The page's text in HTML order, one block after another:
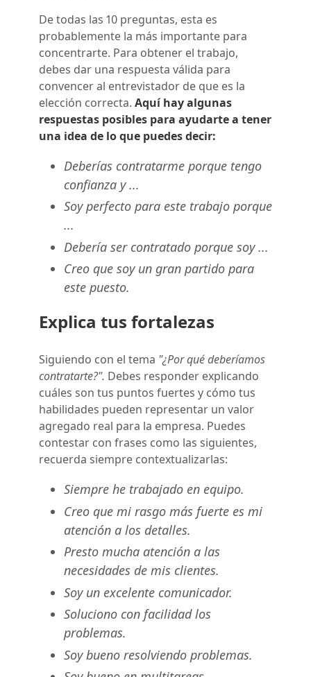
De todas las 10 preguntas, esta es
probablemente la más importante para
concentrarte. Para obtener el trabajo,
debes dar una respuesta válida para
convencer al entrevistador de que es la
elección correcta. Aquí hay algunas
respuestas posibles para ayudarte a tener
una idea de lo que puedes decir:
Deberías contratarme porque tengo
confianza y ...
Soy perfecto para este trabajo porque
...
Debería ser contratado porque soy ...
Creo que soy un gran partido para
este puesto.
Explica tus fortalezas
Siguiendo con el tema "¿Por qué deberíamos
contratarte?". Debes responder explicando
cuáles son tus puntos fuertes y cómo tus
habilidades pueden representar un valor
agregado real para la empresa. Puedes
contestar con frases como las siguientes,
recuerda siempre contextualizarlas:
Siempre he trabajado en equipo.
Creo que mi rasgo más fuerte es mi
atención a los detalles.
Presto mucha atención a las
necesidades de mis clientes.
Soy un excelente comunicador.
Soluciono con facilidad los
problemas.
Soy bueno resolviendo problemas.